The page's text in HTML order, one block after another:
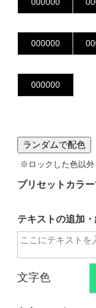
ランダムで配色
※ロックした色以外
プリセットカラ
テキストの追加
文字色